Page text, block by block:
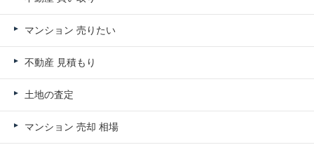
マンション 売りたい
不動産 見積もり
土地の査定
マンション 売却 相場